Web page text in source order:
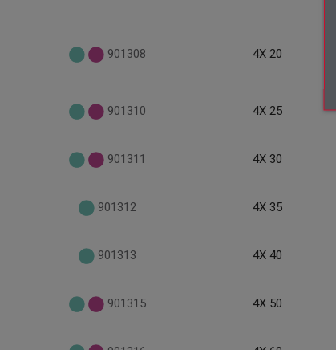
901308 4X 20
901310 4X 25
901311 4X 30
901312 4X 35
901313 4X 40
901315 4X 50